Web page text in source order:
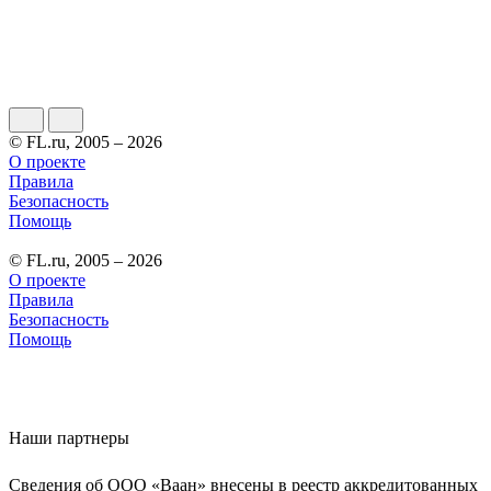
© FL.ru, 2005 – 2026
О проекте
Правила
Безопасность
Помощь
© FL.ru, 2005 – 2026
О проекте
Правила
Безопасность
Помощь
Наши партнеры
Сведения об ООО «Ваан» внесены в реестр аккредитованных